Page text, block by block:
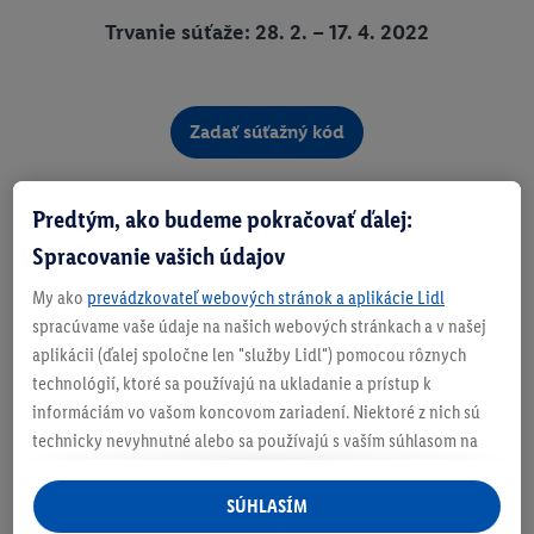
Trvanie súťaže: 28. 2. – 17. 4. 2022
Zadať súťažný kód
Pozrieť video
Predtým, ako budeme pokračovať ďalej:
Spracovanie vašich údajov
My ako prevádzkovateľ webových stránok a aplikácie Lidl
spracúvame vaše údaje na našich webových stránkach a v našej
aplikácii (ďalej spoločne len "služby Lidl") pomocou rôznych
technológií, ktoré sa používajú na ukladanie a prístup k
informáciám vo vašom koncovom zariadení. Niektoré z nich sú
technicky nevyhnutné alebo sa používajú s vaším súhlasom na
personalizovanú reklamu v rámci služieb Lidl aj mimo nich. Ak
ste účastníkom programu Lidl Plus, na tieto účely sa spracúvajú
SÚHLASÍM